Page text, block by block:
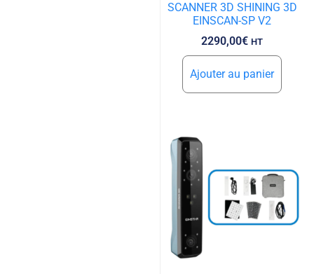
SCANNER 3D SHINING 3D
EINSCAN-SP V2
2290,00€ HT
Ajouter au panier